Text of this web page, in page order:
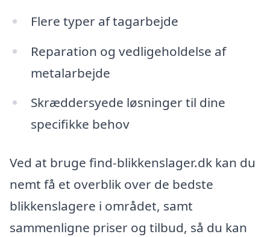
Flere typer af tagarbejde
Reparation og vedligeholdelse af
metalarbejde
Skræddersyede løsninger til dine
specifikke behov
Ved at bruge find-blikkenslager.dk kan du
nemt få et overblik over de bedste
blikkenslagere i området, samt
sammenligne priser og tilbud, så du kan